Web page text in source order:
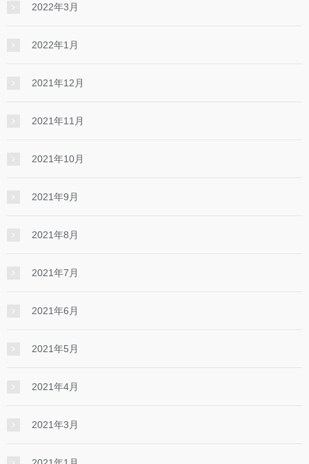
2022年3月
2022年1月
2021年12月
2021年11月
2021年10月
2021年9月
2021年8月
2021年7月
2021年6月
2021年5月
2021年4月
2021年3月